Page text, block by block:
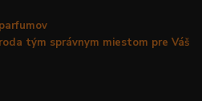
tým správnym miestom pre Váš